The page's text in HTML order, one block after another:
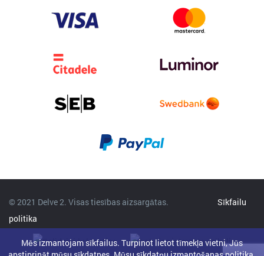
© 2021 Delve 2. Visas tiesības aizsargātas.
Sīkfailu
politika
Mēs izmantojam sīkfailus. Turpinot lietot tīmekļa vietni, Jūs